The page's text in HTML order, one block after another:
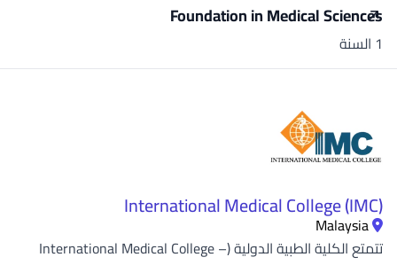
Foundation in Medical Sciences
1 السنة
International Medical College (IMC)
Malaysia
تتمتع الكلية الطبية الدولية (International Medical College –